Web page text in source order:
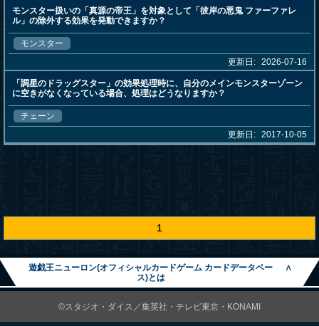
モンスター扱いの「真源の帝王」を対象として「彼岸の悪鬼 ファーファレ
ル」の除外する効果を発動できますか？
モンスター
更新日: 2026-07-16
「調星のドラッグスター」の効果処理時に、自分のメインモンスターゾーン
に空きがなくなっている場合、処理はどうなりますか？
チェーン
更新日: 2017-10-05
1
遊戯王ニューロン(オフィシャルカードゲーム カードデータベー
ス)とは
∧
©スタジオ・ダイス／集英社・テレビ東京・KONAMI